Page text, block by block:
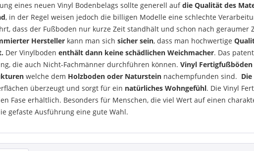
eines neuen Vinyl Bodenbelags sollte generell aufdie Qualität des
, in der Regel weisen jedoch die billigen Modelle eine schlechte
dass der Fußboden nur kurze Zeit standhält und schon nach geraumer
Hersteller kann man sich sicher sein, dass man hochwertige
Der Vinylboden enthält dann keine schädlichen Weichmacher. Das
die auch Nicht-Fachmänner durchführen können. Vinyl Fertigfußböden
welche dem Holzboden oder Naturstein nachempfunden sind.
überzeugt und sorgt für ein natürliches Wohngefühl. Die Vinyl
Fase erhältlich. Besonders für Menschen, die viel Wert auf einen
gefaste Ausführung eine gute Wahl.